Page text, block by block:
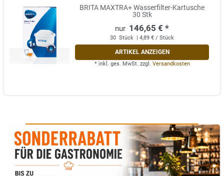
BRITA MAXTRA+ Wasserfilter-Kartusche
30 Stk
146,65 € *
30 Stück | 4,89 € / Stück
ARTIKEL ANZEIGEN
* inkl. ges. MwSt. zzgl. Versandkosten